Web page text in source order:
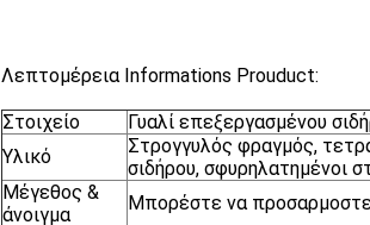
Λεπτομέρεια Informations Prouduct:
Στοιχείο
Γυαλί επεξεργασμένου
Υλικό
Στρογγυλός φραγμός,
σιδήρου, σφυρηλατημένοι
Μέγεθος &
άνοιγμα
Μπορέστε να